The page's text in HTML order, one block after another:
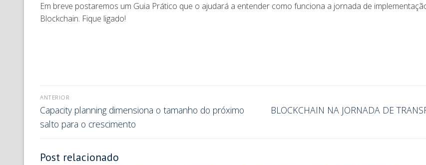
Em breve postaremos um Guia Prático que o ajudará a entender como funciona a jornada de
Blockchain. Fique ligado!
ANTERIOR
Capacity planning dimensiona o tamanho do próximo
salto para o crescimento
BLOCKCHAIN NA JORNADA DE
Post relacionado